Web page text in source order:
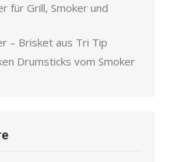
für Grill, Smoker und
– Brisket aus Tri Tip
Drumsticks vom Smoker